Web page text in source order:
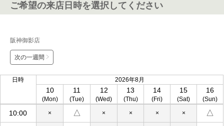
ご希望の来店日時を選択してください
阪神御影店
次の一週間
日時 2026年8月
10
(Mon)
11
(Tue)
12
(Wed)
13
(Thu)
14
(Fri)
15
(Sat)
16
(Sun)
10:00 × △ × × × × △